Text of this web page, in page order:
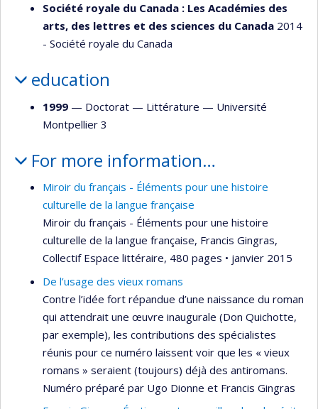
Société royale du Canada : Les Académies des
arts, des lettres et des sciences du Canada 2014
- Société royale du Canada
education
1999 — Doctorat — Littérature — Université
Montpellier 3
For more information…
Miroir du français - Éléments pour une histoire
culturelle de la langue française
Miroir du français - Éléments pour une histoire
culturelle de la langue française, Francis Gingras,
Collectif Espace littéraire, 480 pages • janvier 2015
De l’usage des vieux romans
Contre l’idée fort répandue d’une naissance du roman
qui attendrait une œuvre inaugurale (Don Quichotte,
par exemple), les contributions des spécialistes
réunis pour ce numéro laissent voir que les « vieux
romans » seraient (toujours) déjà des antiromans.
Numéro préparé par Ugo Dionne et Francis Gingras